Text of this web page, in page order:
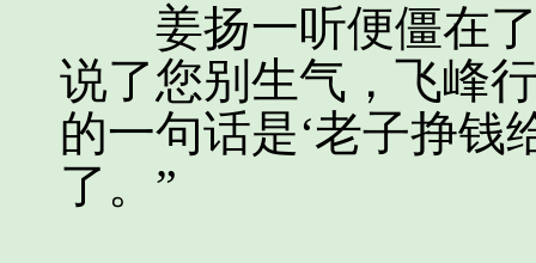
姜扬一听便僵在了
说了您别生气，飞峰
的一句话是‘老子挣钱
了。”